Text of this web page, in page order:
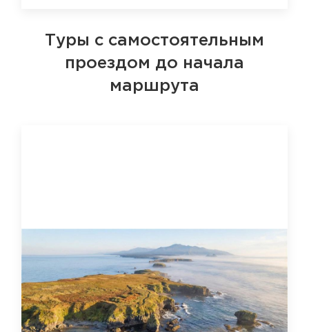
Туры с самостоятельным
проездом до начала
маршрута